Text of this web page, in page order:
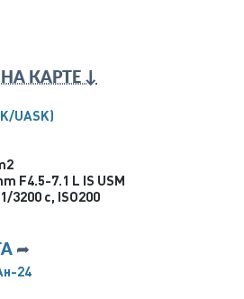
КАРТЕ ↓
UASK)
F4.5-7.1 L IS USM
1/3200 с, ISO200
➦
24